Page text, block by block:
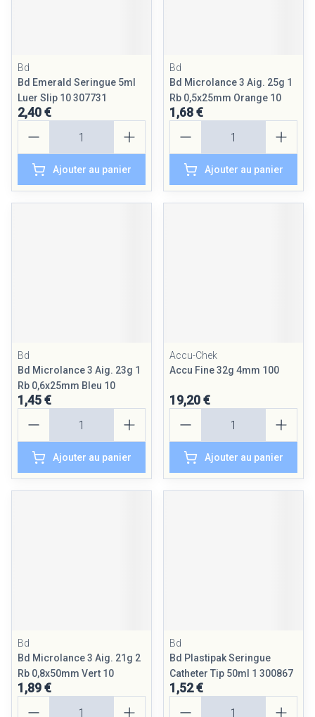
Bd
Bd Emerald Seringue 5ml
Luer Slip 10 307731
2,40 €
Ajouter au panier
Bd
Bd Microlance 3 Aig. 25g 1
Rb 0,5x25mm Orange 10
1,68 €
Ajouter au panier
Bd
Bd Microlance 3 Aig. 23g 1
Rb 0,6x25mm Bleu 10
1,45 €
Ajouter au panier
Accu-Chek
Accu Fine 32g 4mm 100
19,20 €
Ajouter au panier
Bd
Bd Microlance 3 Aig. 21g 2
Rb 0,8x50mm Vert 10
1,89 €
Bd
Bd Plastipak Seringue
Catheter Tip 50ml 1 300867
1,52 €